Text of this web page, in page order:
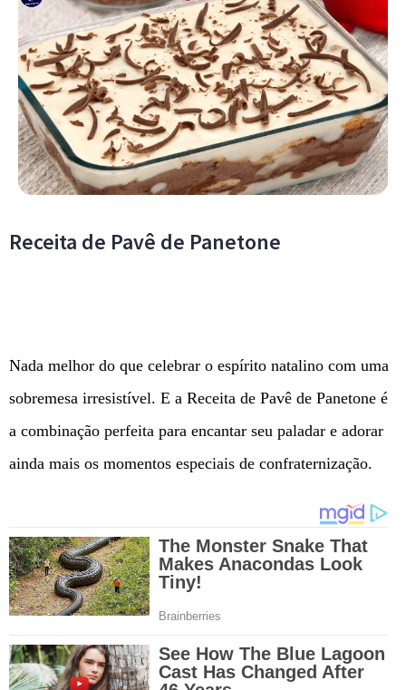
Receita de Pavê de Panetone
Nada melhor do que celebrar o espírito natalino com uma
sobremesa irresistível. E a Receita de Pavê de Panetone é
a combinação perfeita para encantar seu paladar e adorar
ainda mais os momentos especiais de confraternização.